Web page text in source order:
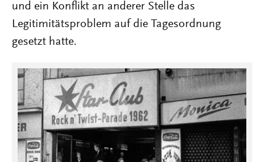
und ein Konflikt an anderer Stelle das
Legitimitätsproblem auf die Tagesordnung
gesetzt hatte.